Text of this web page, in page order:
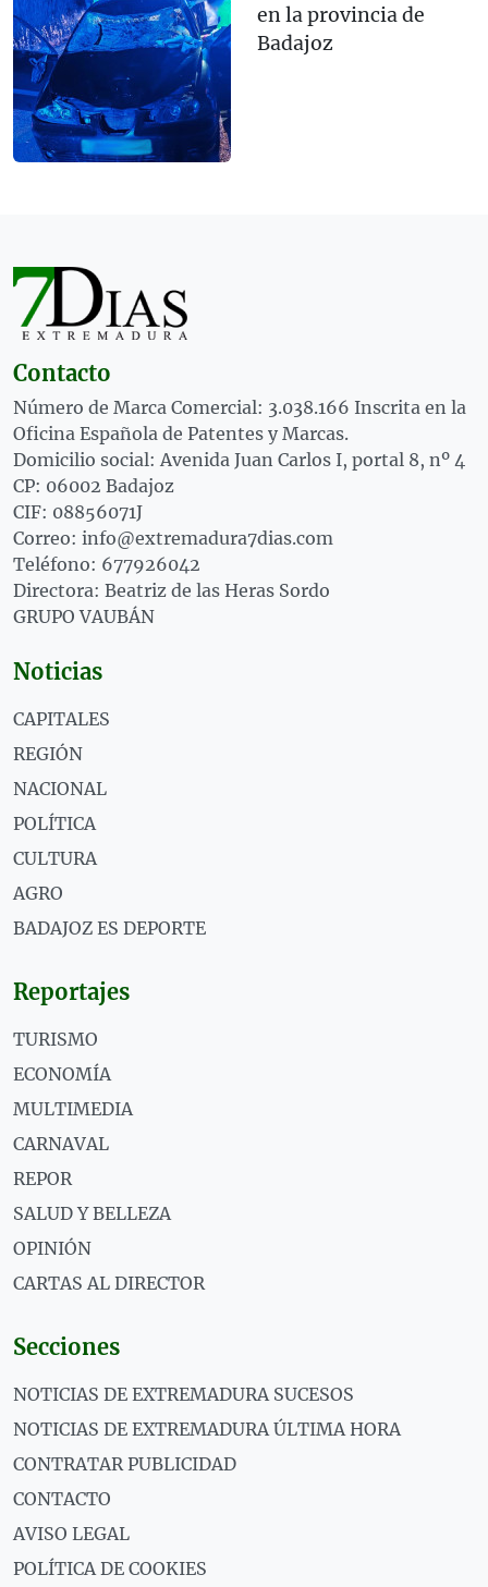
en la provincia de
Badajoz
Contacto
Número de Marca Comercial: 3.038.166 Inscrita en la
Oficina Española de Patentes y Marcas.
Domicilio social: Avenida Juan Carlos I, portal 8, nº 4
CP: 06002 Badajoz
CIF: 08856071J
Correo: info@extremadura7dias.com
Teléfono: 677926042
Directora: Beatriz de las Heras Sordo
GRUPO VAUBÁN
Noticias
CAPITALES
REGIÓN
NACIONAL
POLÍTICA
CULTURA
AGRO
BADAJOZ ES DEPORTE
Reportajes
TURISMO
ECONOMÍA
MULTIMEDIA
CARNAVAL
REPOR
SALUD Y BELLEZA
OPINIÓN
CARTAS AL DIRECTOR
Secciones
NOTICIAS DE EXTREMADURA SUCESOS
NOTICIAS DE EXTREMADURA ÚLTIMA HORA
CONTRATAR PUBLICIDAD
CONTACTO
AVISO LEGAL
POLÍTICA DE COOKIES